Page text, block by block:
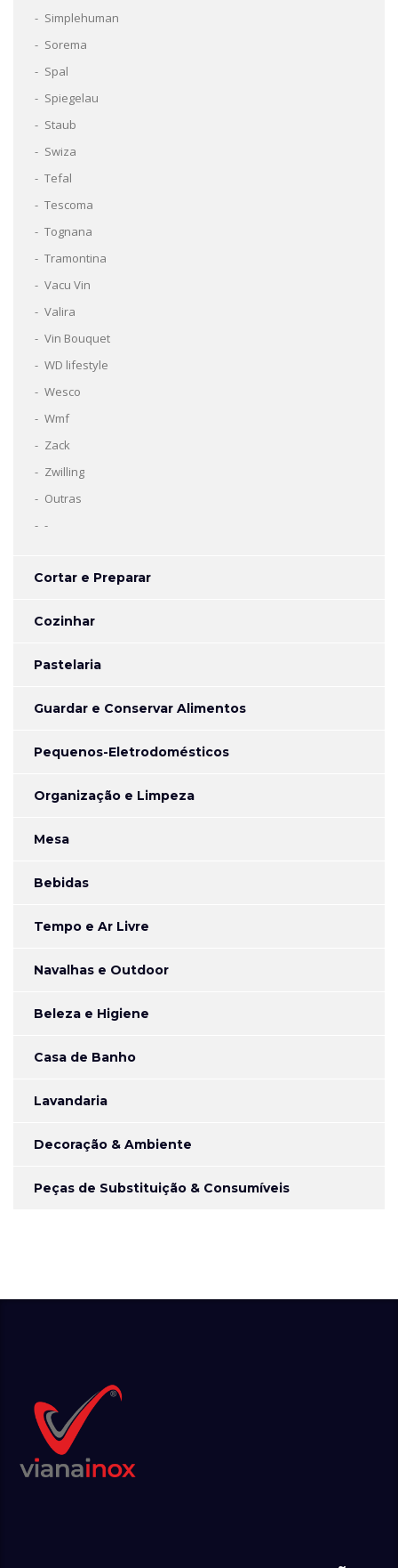
Simplehuman
Sorema
Spal
Spiegelau
Staub
Swiza
Tefal
Tescoma
Tognana
Tramontina
Vacu Vin
Valira
Vin Bouquet
WD lifestyle
Wesco
Wmf
Zack
Zwilling
Outras
-
Cortar e Preparar
Cozinhar
Pastelaria
Guardar e Conservar Alimentos
Pequenos-Eletrodomésticos
Organização e Limpeza
Mesa
Bebidas
Tempo e Ar Livre
Navalhas e Outdoor
Beleza e Higiene
Casa de Banho
Lavandaria
Decoração & Ambiente
Peças de Substituição & Consumíveis